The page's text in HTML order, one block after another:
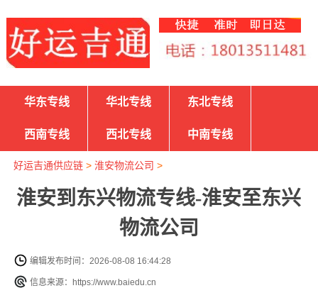
华东专线 华北专线 东北专线
西南专线 西北专线 中南专线
好运吉通供应链> 淮安物流公司 >
淮安到东兴物流专线-淮安至东兴
物流公司
编辑发布时间：2026-08-08 16:44:28
信息来源：https://www.baiedu.cn